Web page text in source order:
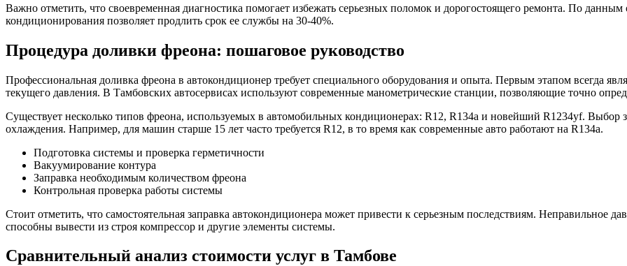
Важно отметить, что своевременная диагностика помогает избежать серьезных поломок и дорогостоящего ремонта. По
кондиционирования позволяет продлить срок ее службы на 30-40%.
Процедура доливки фреона: пошаговое руководство
Профессиональная доливка фреона в автокондиционер требует специального оборудования и опыта. Первым этапом всегда
текущего давления. В Тамбовских автосервисах используют современные манометрические станции, позволяющие точно
Существует несколько типов фреона, используемых в автомобильных кондиционерах: R12, R134a и новейший R1234yf. Выбор
охлаждения. Например, для машин старше 15 лет часто требуется R12, в то время как современные авто работают на R134a.
Подготовка системы и проверка герметичности
Вакуумирование контура
Заправка необходимым количеством фреона
Контрольная проверка работы системы
Стоит отметить, что самостоятельная заправка автокондиционера может привести к серьезным последствиям. Неправильное
способны вывести из строя компрессор и другие элементы системы.
Сравнительный анализ стоимости услуг в Тамбове